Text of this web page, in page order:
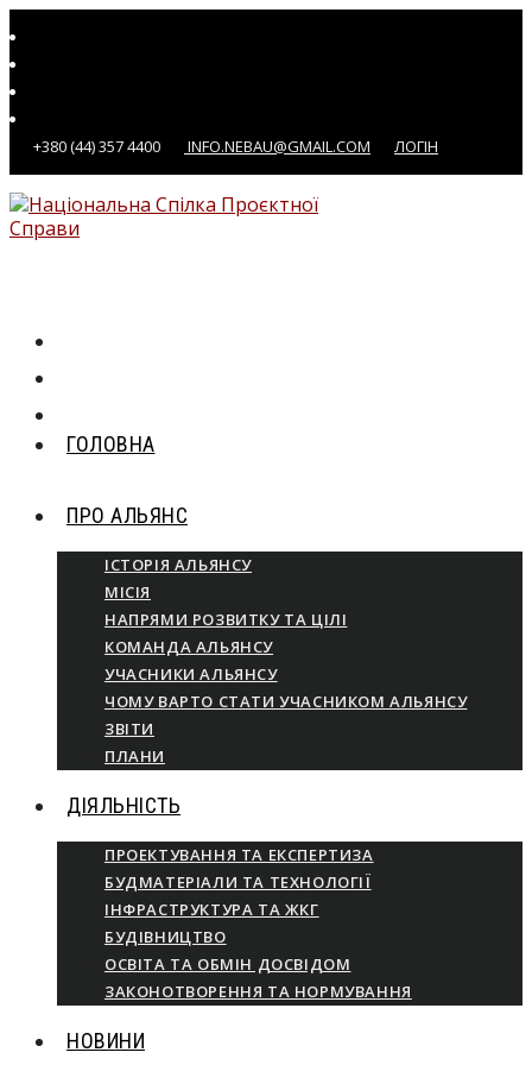
до
вмісту
+380 (44) 357 4400 INFO.NEBAU@GMAIL.COM ЛОГІН
ГОЛОВНА
ПРО АЛЬЯНС
ІСТОРІЯ АЛЬЯНСУ
МІСІЯ
НАПРЯМИ РОЗВИТКУ ТА ЦІЛІ
КОМАНДА АЛЬЯНСУ
УЧАСНИКИ АЛЬЯНСУ
ЧОМУ ВАРТО СТАТИ УЧАСНИКОМ АЛЬЯНСУ
ЗВІТИ
ПЛАНИ
ДІЯЛЬНІСТЬ
ПРОЕКТУВАННЯ ТА ЕКСПЕРТИЗА
БУДМАТЕРІАЛИ ТА ТЕХНОЛОГІЇ
ІНФРАСТРУКТУРА ТА ЖКГ
БУДІВНИЦТВО
ОСВІТА ТА ОБМІН ДОСВІДОМ
ЗАКОНОТВОРЕННЯ ТА НОРМУВАННЯ
НОВИНИ